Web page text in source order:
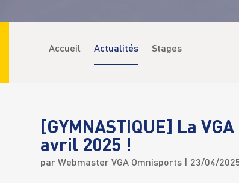
Accueil Actualités Stages
[GYMNASTIQUE] La
avril 2025 !
parWebmaster VGA Omnisports | 23/04/